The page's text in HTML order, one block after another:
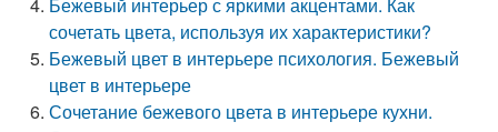
сочетать цвета, используя их характеристики?
Бежевый цвет в интерьере психология. Бежевый
цвет в интерьере
Сочетание бежевого цвета в интерьере кухни.